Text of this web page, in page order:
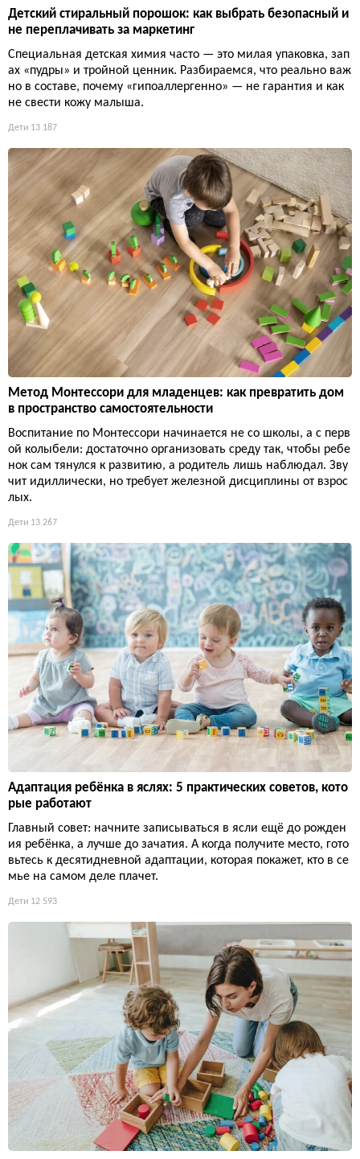
Детский стиральный порошок: как выбрать безопасный и
не переплачивать за маркетинг
Специальная детская химия часто — это милая упаковка, зап
ах «пудры» и тройной ценник. Разбираемся, что реально важ
но в составе, почему «гипоаллергенно» — не гарантия и как
не свести кожу малыша.
Дети 13 187
Метод Монтессори для младенцев: как превратить дом
в пространство самостоятельности
Воспитание по Монтессори начинается не со школы, а с перв
ой колыбели: достаточно организовать среду так, чтобы ребе
нок сам тянулся к развитию, а родитель лишь наблюдал. Зву
чит идиллически, но требует железной дисциплины от взрос
лых.
Дети 13 267
Адаптация ребёнка в яслях: 5 практических советов, кото
рые работают
Главный совет: начните записываться в ясли ещё до рожден
ия ребёнка, а лучше до зачатия. А когда получите место, гото
вьтесь к десятидневной адаптации, которая покажет, кто в се
мье на самом деле плачет.
Дети 12 593